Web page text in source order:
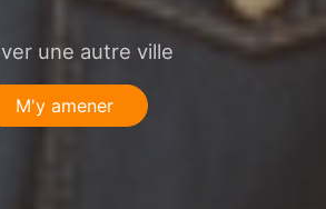
une autre ville
M'y amener